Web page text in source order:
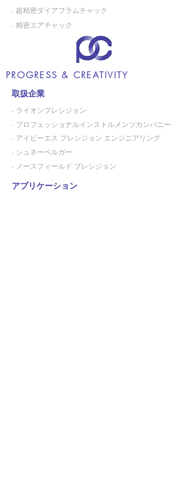
- 超精密ダイアフラムチャック
- 精密エアチャック
PROGRESS & CREATIVITY
取扱企業
- ライオンプレシジョン
- プロフェッショナルインストルメンツカンパニー
- アイビーエス プレシジョン エンジニアリング
- シュネーベルガー
- ノースフィールド プレシジョン
アプリケーション